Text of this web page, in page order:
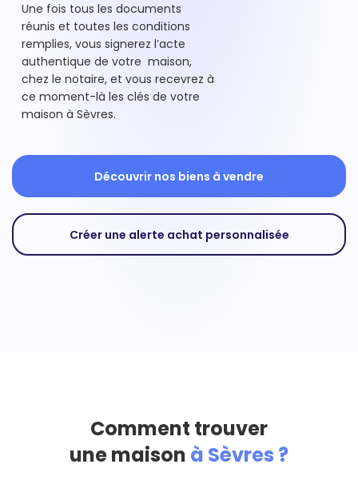
Une fois tous les documents
réunis et toutes les conditions
remplies, vous signerez l’acte
authentique de votre maison,
chez le notaire, et vous recevrez à
ce moment-là les clés de votre
maison à Sèvres.
Découvrir nos biens à vendre
Créer une alerte achat personnalisée
Comment trouver
une maison à Sèvres ?